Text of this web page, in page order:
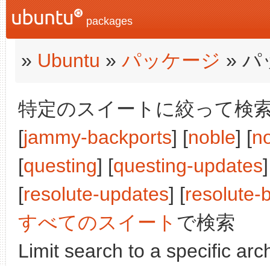
packages
» Ubuntu » パッケージ » パ
特定のスイートに絞って検
[jammy-backports] [noble] [
[questing] [questing-updates
[resolute-updates] [resolute-
すべてのスイート で検索
Limit search to a specific